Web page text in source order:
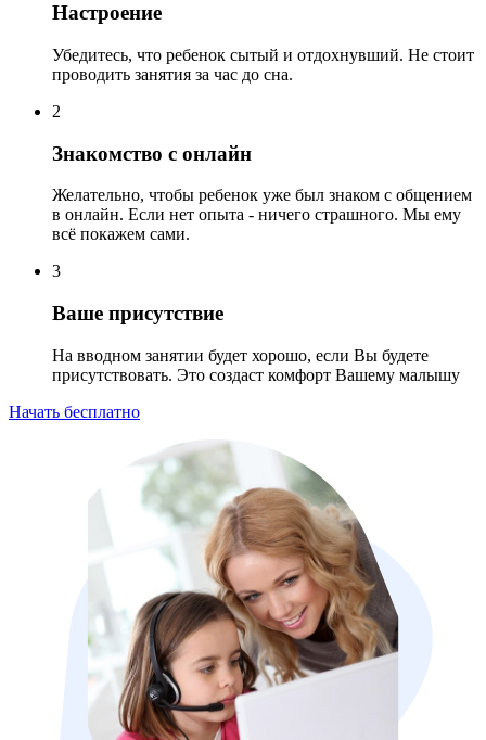
Настроение
Убедитесь, что ребенок сытый и отдохнувший. Не стоит
проводить занятия за час до сна.
2
Знакомство с онлайн
Желательно, чтобы ребенок уже был знаком с общением
в онлайн. Если нет опыта - ничего страшного. Мы ему
всё покажем сами.
3
Ваше присутствие
На вводном занятии будет хорошо, если Вы будете
присутствовать. Это создаст комфорт Вашему малышу
Начать бесплатно